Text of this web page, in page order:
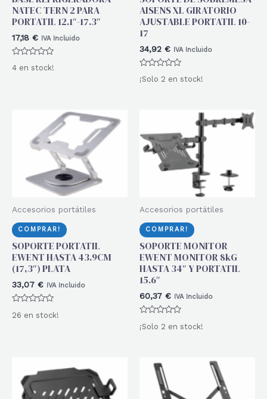
NATEC TERN 2 PARA
PORTATIL 12.1″-17.3″
17,18 € IVA Incluido
con
4 en stock!
AISENS XL GIRATORIO
AJUSTABLE PORTATIL 10-
17
34,92 € IVA Incluido
Valorado
con
¡Solo 2 en stock!
Accesorios portátiles
COMPRAR!
SOPORTE PORTATIL
EWENT HASTA 43.9CM
(17,3″) PLATA
33,07 € IVA Incluido
con
26 en stock!
Accesorios portátiles
COMPRAR!
SOPORTE MONITOR
EWENT MONITOR 8kG
HASTA 34″ Y PORTATIL
15.6″
60,37 € IVA Incluido
con
¡Solo 2 en stock!